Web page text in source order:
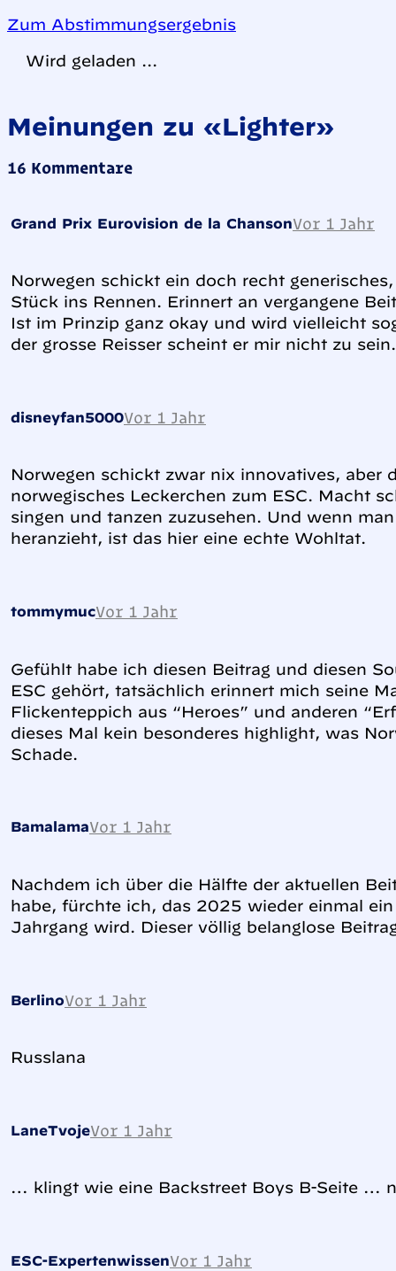
Zum Abstimmungsergebnis
Wird geladen ...
Meinungen zu «Lighter»
16 Kommentare
Grand Prix Eurovision de la ChansonVor 1 Jahr
Norwegen schickt ein doch recht
Stück ins Rennen. Erinnert an vergangene
Ist im Prinzip ganz okay und wird vielleicht
der grosse Reisser scheint er mir nicht zu sein.
disneyfan5000Vor 1 Jahr
Norwegen schickt zwar nix innovatives, aber
norwegisches Leckerchen zum ESC. Macht
singen und tanzen zuzusehen. Und wenn
heranzieht, ist das hier eine echte Wohltat.
tommymucVor 1 Jahr
Gefühlt habe ich diesen Beitrag und diesen
ESC gehört, tatsächlich erinnert mich seine
Flickenteppich aus “Heroes” und anderen
dieses Mal kein besonderes highlight, was
Schade.
BamalamaVor 1 Jahr
Nachdem ich über die Hälfte der aktuellen
habe, fürchte ich, das 2025 wieder einmal
Jahrgang wird. Dieser völlig belanglose
BerlinoVor 1 Jahr
Russlana
LaneTvojeVor 1 Jahr
… klingt wie eine Backstreet Boys B-Seite …
ESC-ExpertenwissenVor 1 Jahr